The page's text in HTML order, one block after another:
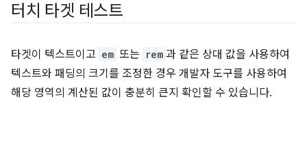
터치 타겟 테스트
타겟이 텍스트이고 em 또는 rem 과 같은 상대 값을 사용하여
텍스트와 패딩의 크기를 조정한 경우 개발자 도구를 사용하여
해당 영역의 계산된 값이 충분히 큰지 확인할 수 있습니다.